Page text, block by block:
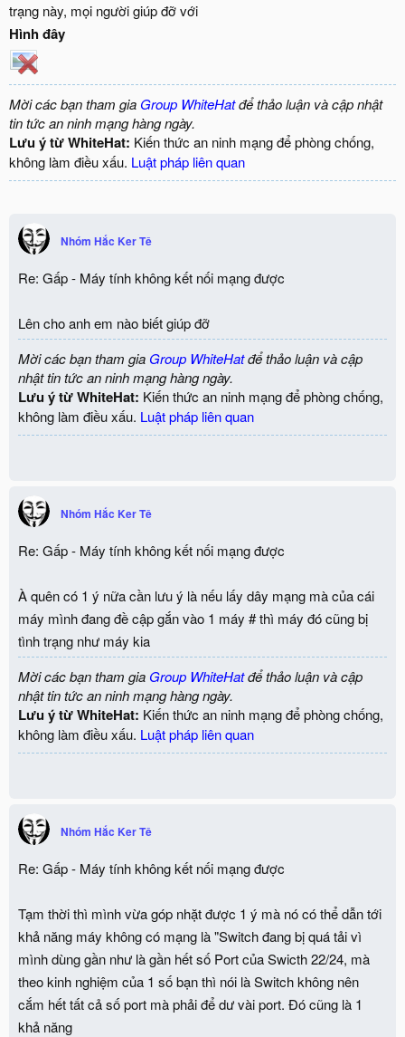
trạng này, mọi người giúp đỡ với
Hình đây
Mời các bạn tham gia Group WhiteHatđể thảo luận và cập nhật
tin tức an ninh mạng hàng ngày.
Lưu ý từ WhiteHat: Kiến thức an ninh mạng để phòng chống,
không làm điều xấu. Luật pháp liên quan
Nhóm Hắc Ker Tê
Re: Gấp - Máy tính không kết nối mạng được
Lên cho anh em nào biết giúp đỡ
Mời các bạn tham gia Group WhiteHatđể thảo luận và cập
nhật tin tức an ninh mạng hàng ngày.
Lưu ý từ WhiteHat: Kiến thức an ninh mạng để phòng chống,
không làm điều xấu. Luật pháp liên quan
Nhóm Hắc Ker Tê
Re: Gấp - Máy tính không kết nối mạng được
À quên có 1 ý nữa cần lưu ý là nếu lấy dây mạng mà của cái
máy mình đang đề cập gắn vào 1 máy # thì máy đó cũng bị
tình trạng như máy kia
Mời các bạn tham gia Group WhiteHatđể thảo luận và cập
nhật tin tức an ninh mạng hàng ngày.
Lưu ý từ WhiteHat: Kiến thức an ninh mạng để phòng chống,
không làm điều xấu. Luật pháp liên quan
Nhóm Hắc Ker Tê
Re: Gấp - Máy tính không kết nối mạng được
Tạm thời thì mình vừa góp nhặt được 1 ý mà nó có thể dẫn tới
khả năng máy không có mạng là "Switch đang bị quá tải vì
mình dùng gần như là gần hết số Port của Swicth 22/24, mà
theo kinh nghiệm của 1 số bạn thì nói là Switch không nên
cắm hết tất cả số port mà phải để dư vài port. Đó cũng là 1
khả năng